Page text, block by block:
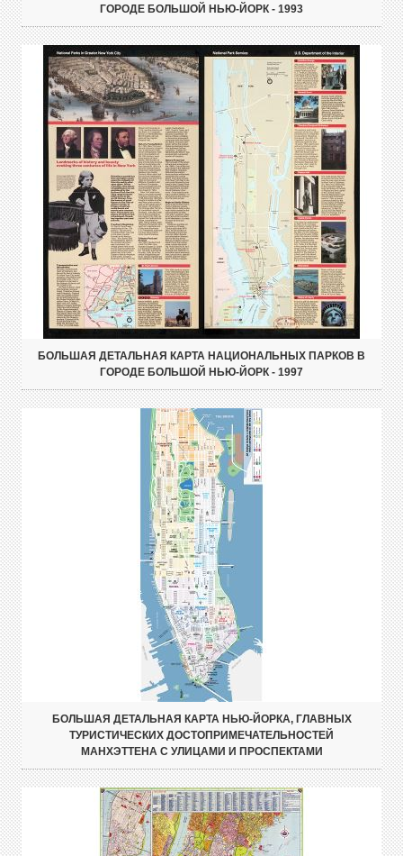
ГОРОДЕ БОЛЬШОЙ НЬЮ-ЙОРК - 1993
БОЛЬШАЯ ДЕТАЛЬНАЯ КАРТА НАЦИОНАЛЬНЫХ ПАРКОВ В
ГОРОДЕ БОЛЬШОЙ НЬЮ-ЙОРК - 1997
БОЛЬШАЯ ДЕТАЛЬНАЯ КАРТА НЬЮ-ЙОРКА, ГЛАВНЫХ
ТУРИСТИЧЕСКИХ ДОСТОПРИМЕЧАТЕЛЬНОСТЕЙ
МАНХЭТТЕНА С УЛИЦАМИ И ПРОСПЕКТАМИ